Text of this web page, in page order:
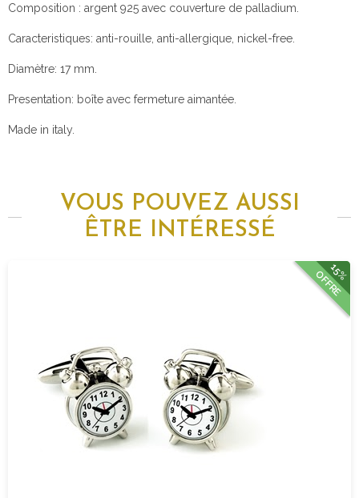
Composition : argent 925 avec couverture de palladium.
Caracteristiques: anti-rouille, anti-allergique, nickel-free.
Diamètre: 17 mm.
Presentation: boîte avec fermeture aimantée.
Made in italy.
VOUS POUVEZ AUSSI
ÊTRE INTÉRESSÉ
15%
OFFRE